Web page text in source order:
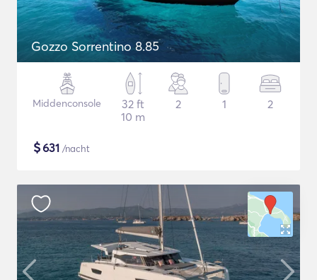
Gozzo Sorrentino 8.85
Middenconsole
32 ft
10 m
2 1 2
$631 /nacht